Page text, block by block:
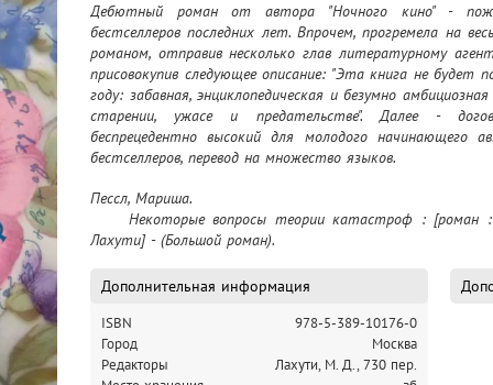
Дебютный роман от автора "Ночного кино" -
бестселлеров последних лет. Впрочем, прогремела на
романом, отправив несколько глав литературному
присовокупив следующее описание: "Эта книга не
году: забавная, энциклопедическая и безумно
старении, ужасе и предательстве". Далее -
беспрецедентно высокий для молодого начинающего
бестселлеров, перевод на множество языков.
эрудированна в области литературы, философии и
число "пи" до шестьдесят пятого знака после
совместительству - записным сердцеедом) огромное
Пессл, Мариша.
Лахути] - (Большой роман).
Дополнительная информация
ISBN
978-5-389-10176-0
Город
Москва
Редакторы
Лахути, М. Д., 730 пер.